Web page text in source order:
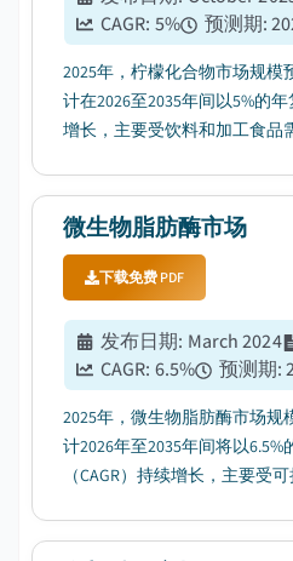
CAGR: 5% 预测期:
2025年，柠檬化合物市场规模
计在2026至2035年间以5%的年
增长，主要受饮料和加工食品
微生物脂肪酶市场
下载免费 PDF
发布日期: March 2024
CAGR: 6.5% 预测期:
2025年，微生物脂肪酶市场规
计2026年至2035年间将以
（CAGR）持续增长，主要受